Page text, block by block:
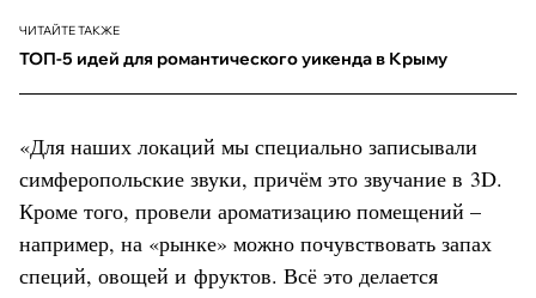
ЧИТАЙТЕ ТАКЖЕ
ТОП-5 идей для романтического уикенда в Крыму
«Для наших локаций мы специально записывали
симферопольские звуки, причём это звучание в 3D.
Кроме того, провели ароматизацию помещений –
например, на «рынке» можно почувствовать запах
специй, овощей и фруктов. Всё это делается